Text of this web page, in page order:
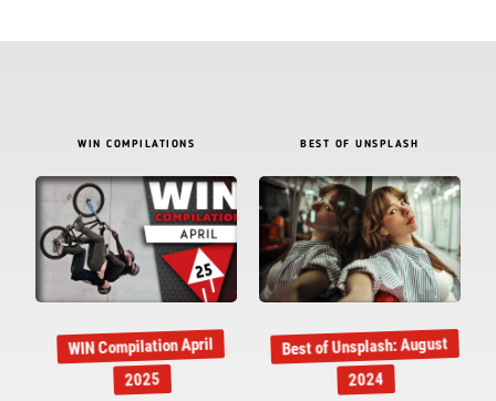
WIN COMPILATIONS
WIN Compilation April
2025
BEST OF UNSPLASH
Best of Unsplash: August
2024